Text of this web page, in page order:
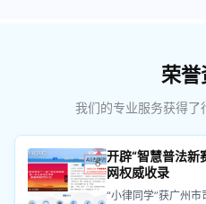
荣誉
我们的专业服务获得了
开辟“智慧普法新
网权威收录
“小律同学”获广州